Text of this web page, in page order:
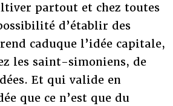
partout et chez toutes
d’établir des
caduque l’idée capitale,
les saint-simoniens, de
Et qui valide en
que ce n’est que du